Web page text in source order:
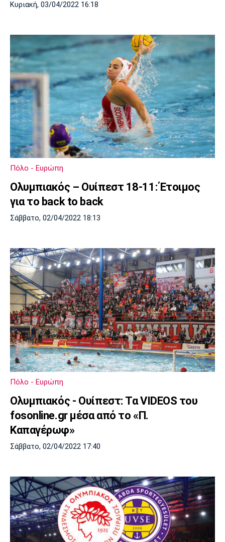
Κυριακή, 03/04/2022 16:18
Πόλο - Ευρώπη
Ολυμπιακός – Ουίπεστ 18-11: Έτοιμος
για το back to back
Σάββατο, 02/04/2022 18:13
Πόλο - Ευρώπη
Ολυμπιακός - Ουίπεστ: Τα VIDEOS του
fosonline.gr μέσα από το «Π.
Καπαγέρωφ»
Σάββατο, 02/04/2022 17:40